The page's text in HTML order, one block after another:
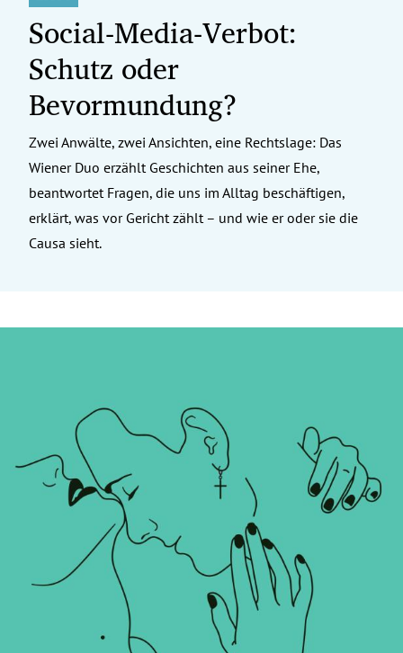
Untermenü
Untermenü
Untermenü
Untermenü
Untermenü
Social-Media-Verbot:
Schutz oder
Bevormundung?
Zwei Anwälte, zwei Ansichten, eine Rechtslage: Das
Wiener Duo erzählt Geschichten aus seiner Ehe,
beantwortet Fragen, die uns im Alltag beschäftigen,
erklärt, was vor Gericht zählt – und wie er oder sie die
Causa sieht.